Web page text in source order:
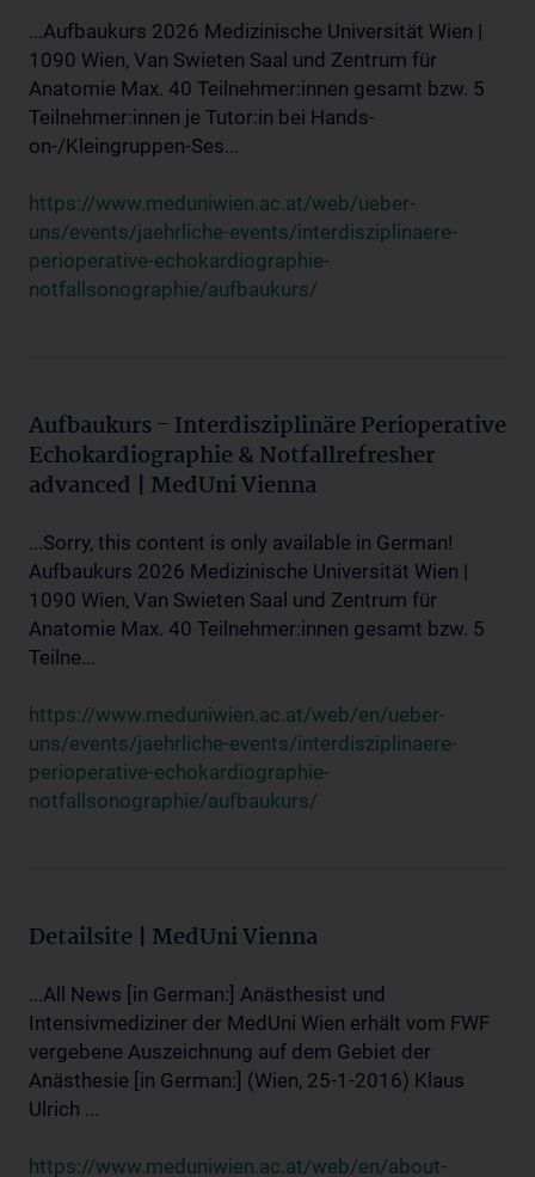
...Aufbaukurs 2026 Medizinische Universität Wien |
1090 Wien, Van Swieten Saal und Zentrum für
Anatomie Max. 40 Teilnehmer:innen gesamt bzw. 5
Teilnehmer:innen je Tutor:in bei Hands-
on-/Kleingruppen-Ses...
https://www.meduniwien.ac.at/web/ueber-
uns/events/jaehrliche-events/interdisziplinaere-
perioperative-echokardiographie-
notfallsonographie/aufbaukurs/
Aufbaukurs - Interdisziplinäre Perioperative
Echokardiographie & Notfallrefresher
advanced | MedUni Vienna
...Sorry, this content is only available in German!
Aufbaukurs 2026 Medizinische Universität Wien |
1090 Wien, Van Swieten Saal und Zentrum für
Anatomie Max. 40 Teilnehmer:innen gesamt bzw. 5
Teilne...
https://www.meduniwien.ac.at/web/en/ueber-
uns/events/jaehrliche-events/interdisziplinaere-
perioperative-echokardiographie-
notfallsonographie/aufbaukurs/
Detailsite | MedUni Vienna
...All News [in German:] Anästhesist und
Intensivmediziner der MedUni Wien erhält vom FWF
vergebene Auszeichnung auf dem Gebiet der
Anästhesie [in German:] (Wien, 25-1-2016) Klaus
Ulrich ...
https://www.meduniwien.ac.at/web/en/about-